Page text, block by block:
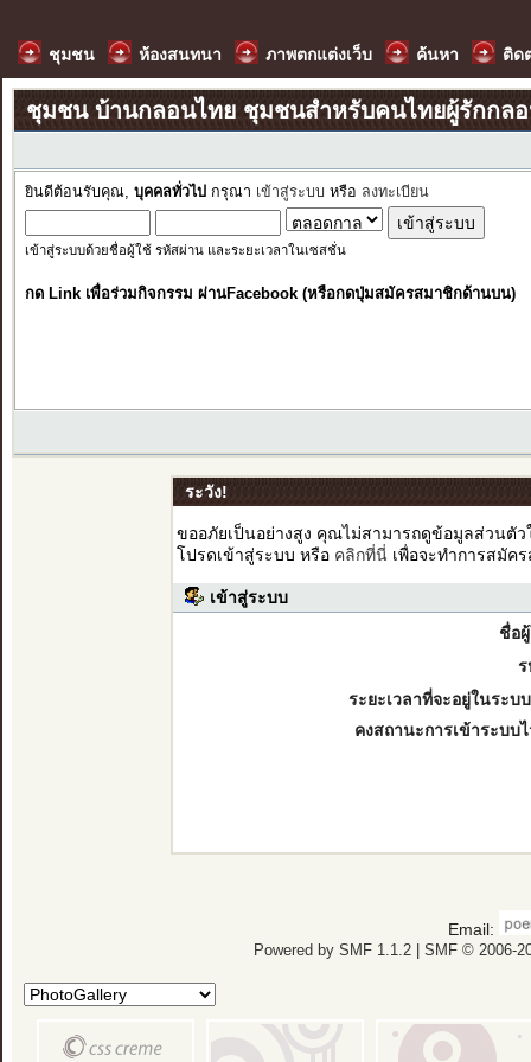
ชุมชน ห้องสนทนา ภาพตกแต่งเว็บ ค้นหา ติด
ชุมชน บ้านกลอนไทย ชุมชนสำหรับคนไทยผู้รักกล
ยินดีต้อนรับคุณ, บุคคลทั่วไป กรุณา เข้าสู่ระบบ หรือ ลงทะเบียน
เข้าสู่ระบบด้วยชื่อผู้ใช้ รหัสผ่าน และระยะเวลาในเซสชั่น
กด Link เพื่อร่วมกิจกรรม ผ่านFacebook (หรือกดปุ่มสมัครสมาชิกด้านบน)
ระวัง!
ขออภัยเป็นอย่างสูง คุณไม่สามารถดูข้อมูลส่วนตั
โปรดเข้าสู่ระบบ หรือ คลิกที่นี่เพื่อจะทำการสมัค
เข้าสู่ระบบ
ชื่อ
ระยะเวลาที่จะอยู่ในระบ
คงสถานะการเข้าระบบ
Email:
Powered by SMF 1.1.2| SMF © 2006-